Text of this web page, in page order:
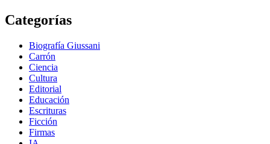
Categorías
Biografía Giussani
Carrón
Ciencia
Cultura
Editorial
Educación
Escrituras
Ficción
Firmas